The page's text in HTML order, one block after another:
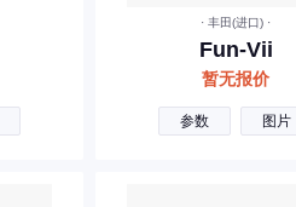
· 丰田(进口) ·
Fun-Vii
暂无报价
参数 图片